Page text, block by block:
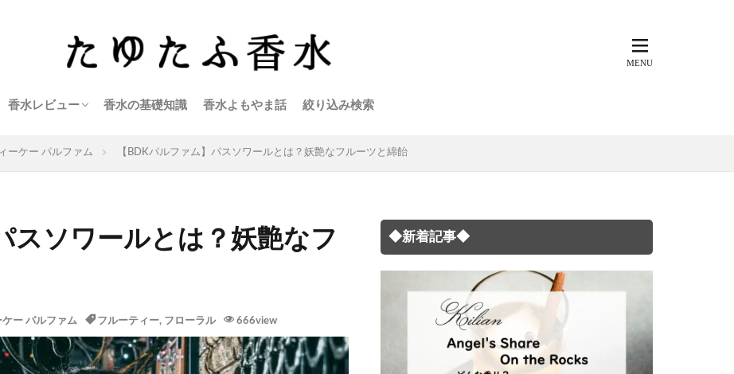
香水レビュー 香水の基礎知識 香水よもやま話 絞り込み検索
ーケー パルファム 【BDKパルファム】パスソワールとは？妖艶なフルーツと綿飴
スソワールとは？妖艶なフ
ケー パルファム フルーティー, フローラル 666view
◆新着記事◆